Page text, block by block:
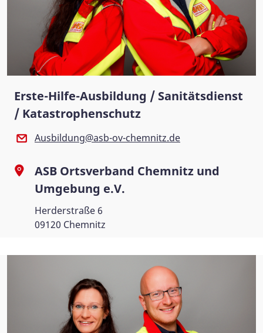
Erste-Hilfe-Ausbildung / Sanitätsdienst
/ Katastrophenschutz
Ausbildung@asb-ov-chemnitz.de
ASB Ortsverband Chemnitz und
Umgebung e.V.
Herderstraße 6
09120 Chemnitz